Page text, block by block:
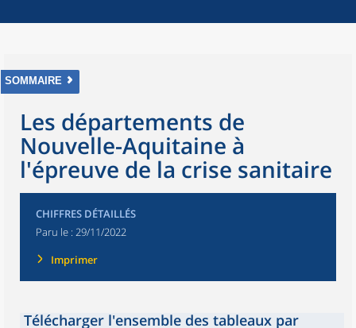
SOMMAIRE
Les départements de
Nouvelle-Aquitaine à
l'épreuve de la crise sanitaire
CHIFFRES DÉTAILLÉS
Paru le : 29/11/2022
Imprimer
Télécharger l'ensemble des tableaux par